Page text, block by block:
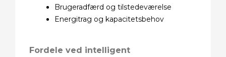
Brugeradfærd og tilstedeværelse
Energitrag og kapacitetsbehov
Fordele ved intelligent